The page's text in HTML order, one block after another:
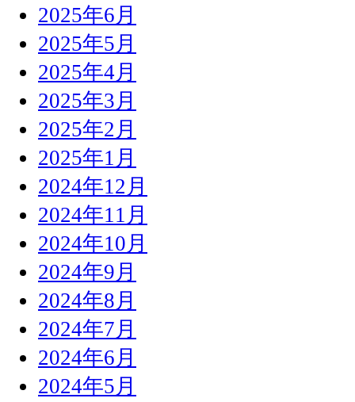
2025年6月
2025年5月
2025年4月
2025年3月
2025年2月
2025年1月
2024年12月
2024年11月
2024年10月
2024年9月
2024年8月
2024年7月
2024年6月
2024年5月